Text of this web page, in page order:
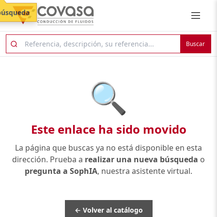
Buscar
🔍
Este enlace ha sido movido
La página que buscas ya no está disponible en esta
dirección. Prueba a realizar una nueva búsqueda o
pregunta a SophIA, nuestra asistente virtual.
← Volver al catálogo